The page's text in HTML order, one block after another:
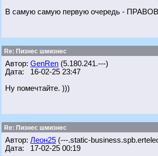
В самую самую первую очередь -
Re: Пизнес шмизнес
Автор: GenRen (5.180.241.---)
Дата: 16-02-25 23:47
Ну помечтайте. )))
Re: Пизнес шмизнес
Автор: Леон25 (---.static-
Дата: 17-02-25 00:19